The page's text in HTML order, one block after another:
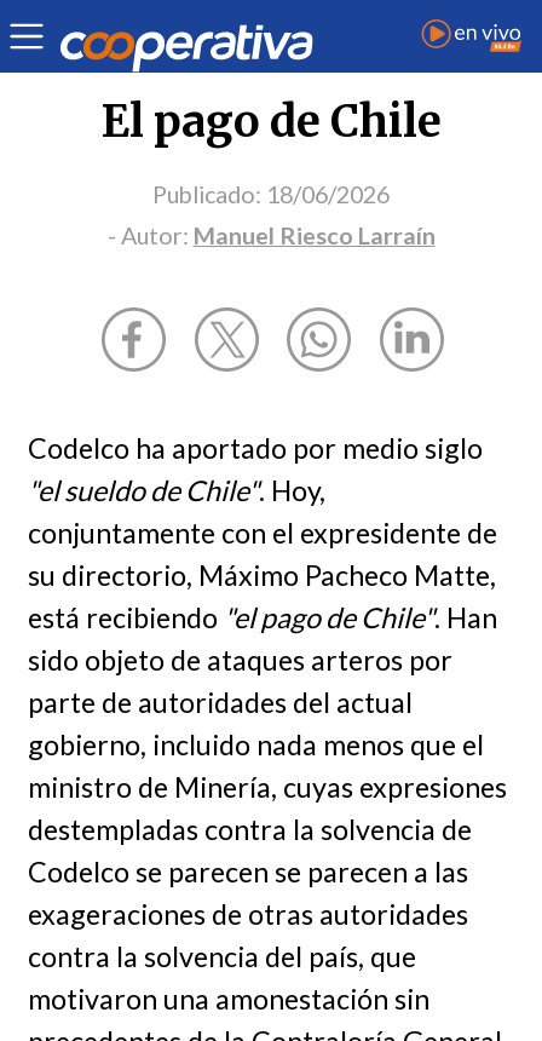
Opinión | Manuel Riesco Larraín​
El pago de Chile
Publicado: 18/06/2026
- Autor: Manuel Riesco Larraín​
Codelco ha aportado por medio siglo
"el sueldo de Chile". Hoy,
conjuntamente con el expresidente de
su directorio, Máximo Pacheco Matte,
está recibiendo "el pago de Chile". Han
sido objeto de ataques arteros por
parte de autoridades del actual
gobierno, incluido nada menos que el
ministro de Minería, cuyas expresiones
destempladas contra la solvencia de
Codelco se parecen se parecen a las
exageraciones de otras autoridades
contra la solvencia del país, que
motivaron una amonestación sin